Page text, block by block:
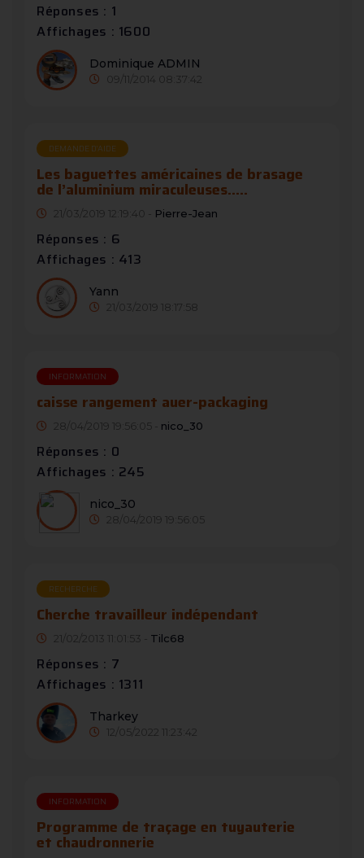
Réponses : 1
Affichages : 1600
Dominique ADMIN
09/11/2014 08:37:42
DEMANDE D’AIDE
Les baguettes américaines de brasage
de l’aluminium miraculeuses.....
21/03/2019 12:19:40 - Pierre-Jean
Réponses : 6
Affichages : 413
Yann
21/03/2019 18:17:58
INFORMATION
caisse rangement auer-packaging
28/04/2019 19:56:05 - nico_30
Réponses : 0
Affichages : 245
nico_30
28/04/2019 19:56:05
RECHERCHE
Cherche travailleur indépendant
21/02/2013 11:01:53 - Tilc68
Réponses : 7
Affichages : 1311
Tharkey
12/05/2022 11:23:42
INFORMATION
Programme de traçage en tuyauterie
et chaudronnerie